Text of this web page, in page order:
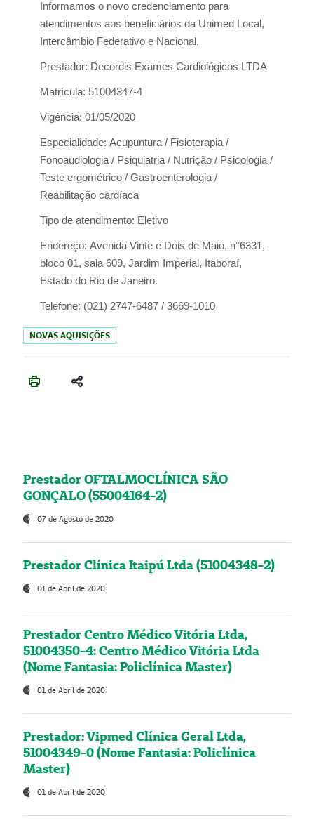
Informamos o novo credenciamento para
atendimentos aos beneficiários da Unimed Local,
Intercâmbio Federativo e Nacional.
Prestador: Decordis Exames Cardiológicos LTDA
Matrícula: 51004347-4
Vigência: 01/05/2020
Especialidade: Acupuntura / Fisioterapia /
Fonoaudiologia / Psiquiatria / Nutrição / Psicologia /
Teste ergométrico / Gastroenterologia /
Reabilitação cardíaca
Tipo de atendimento: Eletivo
Endereço: Avenida Vinte e Dois de Maio, n°6331,
bloco 01, sala 609, Jardim Imperial, Itaboraí,
Estado do Rio de Janeiro.
Telefone: (021) 2747-6487 / 3669-1010
NOVAS AQUISIÇÕES
Prestador OFTALMOCLÍNICA SÃO
GONÇALO (55004164-2)
07 de Agosto de 2020
Prestador Clínica Itaipú Ltda (51004348-2)
01 de Abril de 2020
Prestador Centro Médico Vitória Ltda,
51004350-4: Centro Médico Vitória Ltda
(Nome Fantasia: Policlínica Master)
01 de Abril de 2020
Prestador: Vipmed Clínica Geral Ltda,
51004349-0 (Nome Fantasia: Policlínica
Master)
01 de Abril de 2020